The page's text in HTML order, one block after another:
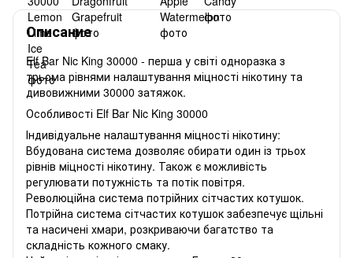
Описание
Elf Bar Nic King 30000 - перша у світі одноразка з
трьома рівнями налаштування міцності нікотину та
дивовижними 30000 затяжок.
Особливості Elf Bar Nic King 30000
Індивідуальне налаштування міцності нікотину:
Вбудована система дозволяє обирати один із трьох
рівнів міцності нікотину. Також є можливість
регулювати потужність та потік повітря.
Революційна система потрійних сітчастих котушок.
Потрійна система сітчастих котушок забезпечує щільні
та насичені хмари, розкриваючи багатство та
складність кожного смаку.